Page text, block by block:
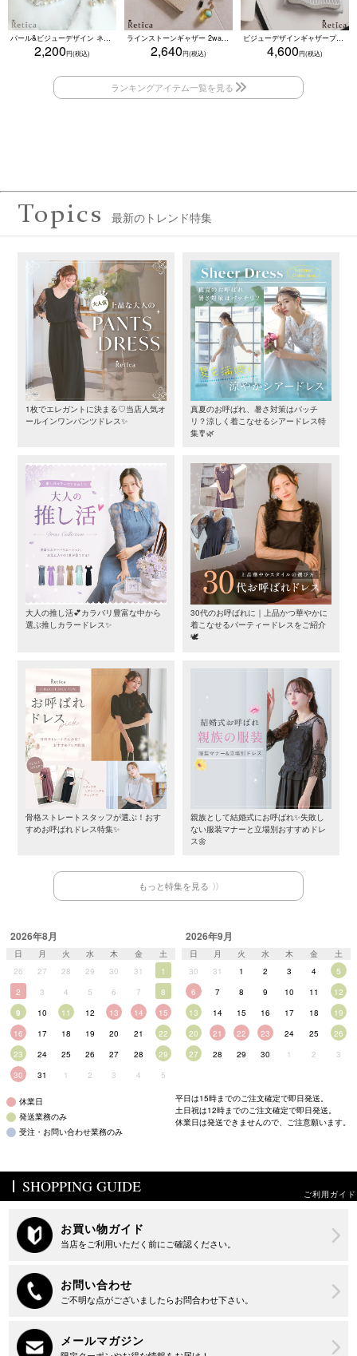
パール&ビジューデザイン ネックレス×ピアス×ブレスレット アクセサリー3set
2,200
ラインストーンギャザー 2wayプリーツクラッチバッグ(ベージュ/シルバー/ブラック/ホワイト/レッド)
2,640
ビジューデザインギャザープリーツ入り2wayバッグ(ベージュ/シルバー/ブラック)
4,600
Topics 最新のトレンド特集
1枚でエレガントに決まる♡当店人気オ
ールインワンパンツドレス✨
真夏のお呼ばれ、暑さ対策はバッチ
リ？涼しく着こなせるシアードレス特
集🎐🌿
大人の推し活💕カラバリ豊富な中から
選ぶ推しカラードレス✨
30代のお呼ばれに｜上品かつ華やかに
着こなせるパーティードレスをご紹介
🕊️
骨格ストレートスタッフが選ぶ！おす
すめお呼ばれドレス特集✨
親族として結婚式にお呼ばれ✨失敗し
ない服装マナーと立場別おすすめドレ
ス🌼
もっと特集を見る
2026年8月
日 月 火 水 木 金
土
26
27 28 29 30 31
1
2
3 4 5 6 7
8
9
10 11 12 13 14
15
16
17 18 19 20 21
22
23
24 25 26 27 28
29
30
31 1 2 3 4 5
2026年9月
日 月 火 水 木 金
土
30
31 1 2 3 4
5
6
7 8 9 10 11
12
13
14 15 16 17 18
19
20
21 22 23 24 25
26
27
28 29 30 1 2 3
休業日
発送業務のみ
受注・お問い合わせ業務のみ
平日は15時までのご注文確定で即日発送。
土日祝は12時までのご注文確定で即日発送。
休業日は発送できませんので、ご注意願います。
SHOPPING GUIDE ご利用ガイド